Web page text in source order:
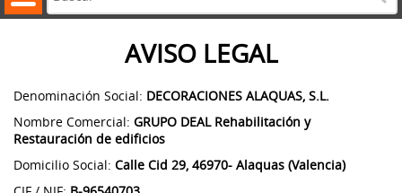
AVISO LEGAL
Denominación Social: DECORACIONES ALAQUAS, S.L.
Nombre Comercial: GRUPO DEAL Rehabilitación y
Restauración de edificios
Domicilio Social: Calle Cid 29, 46970- Alaquas (Valencia)